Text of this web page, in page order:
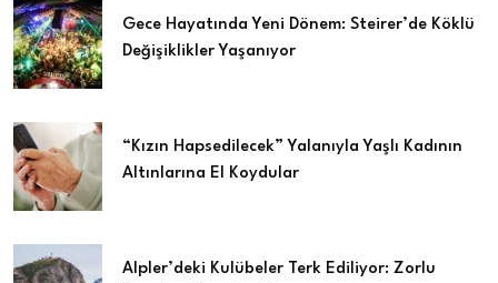
Gece Hayatında Yeni Dönem: Steirer’de Köklü
Değişiklikler Yaşanıyor
“Kızın Hapsedilecek” Yalanıyla Yaşlı Kadının
Altınlarına El Koydular
Alpler’deki Kulübeler Terk Ediliyor: Zorlu